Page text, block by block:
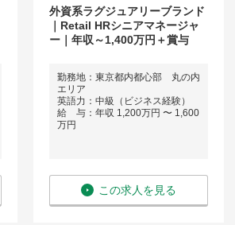
外資系ラグジュアリーブランド
｜Retail HRシニアマネージャ
ー｜年収～1,400万円＋賞与
勤務地：東京都内都心部 丸の内
エリア
英語力：中級（ビジネス経験）
給 与：年収 1,200万円 〜 1,600
万円
この求人を見る